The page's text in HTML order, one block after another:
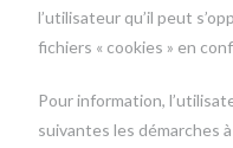
l’utilisateur qu’il peut
fichiers « cookies » en
Pour information,
suivantes les démarches